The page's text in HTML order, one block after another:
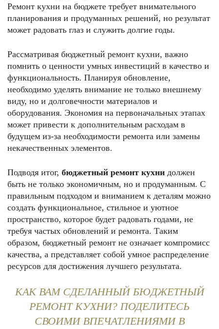
Ремонт кухни на бюджете требует внимательного
планирования и продуманных решений, но результат
может радовать глаз и служить долгие годы.
Рассматривая бюджетный ремонт кухни, важно
помнить о ценности умных инвестиций в качество и
функциональность. Планируя обновление,
необходимо уделять внимание не только внешнему
виду, но и долговечности материалов и
оборудования. Экономия на первоначальных этапах
может привести к дополнительным расходам в
будущем из-за необходимости ремонта или замены
некачественных элементов.
Подводя итог, бюджетный ремонт кухни должен
быть не только экономичным, но и продуманным. С
правильным подходом и вниманием к деталям можно
создать функциональное, стильное и уютное
пространство, которое будет радовать годами, не
требуя частых обновлений и ремонта. Таким
образом, бюджетный ремонт не означает компромисс
качества, а представляет собой умное распределение
ресурсов для достижения лучшего результата.
КАК ВАМ СДЕЛАННЫЙ БЮДЖЕТНЫЙ
РЕМОНТ КУХНИ? ПОДЕЛИТЕСЬ
СВОИМИ ВПЕЧАТЛЕНИЯМИ В